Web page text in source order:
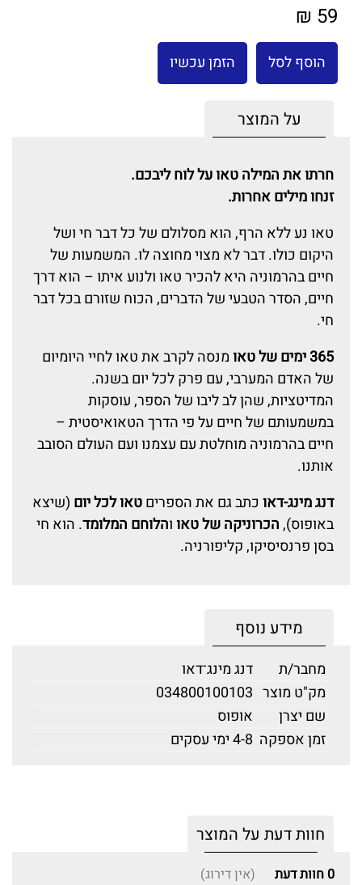
59 ₪
הוסף לסל הזמן עכשיו
על המוצר
חרתו את המילה טאו על לוח ליבכם.
זנחו מילים אחרות.
טאו נע ללא הרף, הוא מסלולם של כל דבר חי ושל
היקום כולו. דבר לא מצוי מחוצה לו. המשמעות של
חיים בהרמוניה היא להכיר טאו ולנוע איתו – הוא דרך
חיים, הסדר הטבעי של הדברים, הכוח שזורם בכל דבר
חי.
365 ימים של טאו
מנסה לקרב את טאו לחיי היומיום
של האדם המערבי, עם פרק לכל יום בשנה.
המדיטציות, שהן לב ליבו של הספר, עוסקות
במשמעותם של חיים על פי הדרך הטאואיסטית –
חיים בהרמוניה מוחלטת עם עצמנו ועם העולם הסובב
אותנו.
דנג מינג-דאו כתב גם את הספריםטאו לכל יום (שיצא
באופוס),הכרוניקה של טאווהלוחם המלומד. הוא חי
בסן פרנסיסיקו, קליפורניה.
מידע נוסף
מחבר/ת
דנג מינג־דאו
מק"ט מוצר 034800100103
שם יצרן
אופוס
זמן אספקה 4-8 ימי עסקים
חוות דעת על המוצר
0 חוות דעת (אין דירוג)